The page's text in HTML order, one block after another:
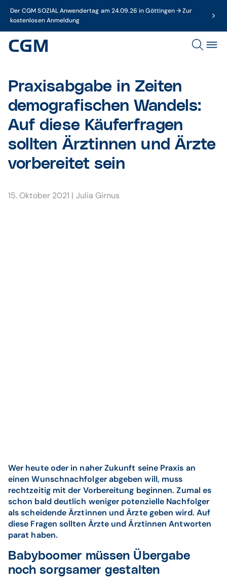
Der CGM SOZIAL Anwendertag am 24.09.26 in Göttingen → Zur
kostenlosen Anmeldung
Praxisabgabe in Zeiten
demografischen Wandels:
Auf diese Käuferfragen
sollten Ärztinnen und Ärzte
vorbereitet sein
15. Oktober 2021 | Julia Girnus
Wer heute oder in naher Zukunft seine Praxis an
einen Wunschnachfolger abgeben will, muss
rechtzeitig mit der Vorbereitung beginnen. Zumal es
schon bald deutlich weniger potenzielle Nachfolger
als scheidende Ärztinnen und Ärzte geben wird. Auf
diese Fragen sollten Ärzte und Ärztinnen Antworten
parat haben.
Babyboomer müssen Übergabe
noch sorgsamer gestalten